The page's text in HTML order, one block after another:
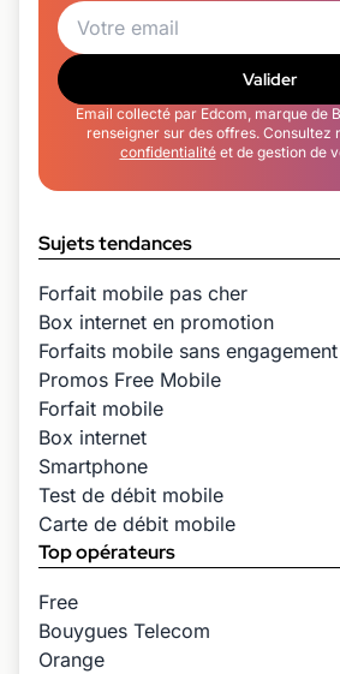
Valider
Email collecté par Edcom, marque de
renseigner sur des offres. Consultez
confidentialitéet de gestion de
Sujets tendances
Forfait mobile pas cher
Box internet en promotion
Forfaits mobile sans engagement
Promos Free Mobile
Forfait mobile
Box internet
Smartphone
Test de débit mobile
Carte de débit mobile
Top opérateurs
Free
Bouygues Telecom
Orange